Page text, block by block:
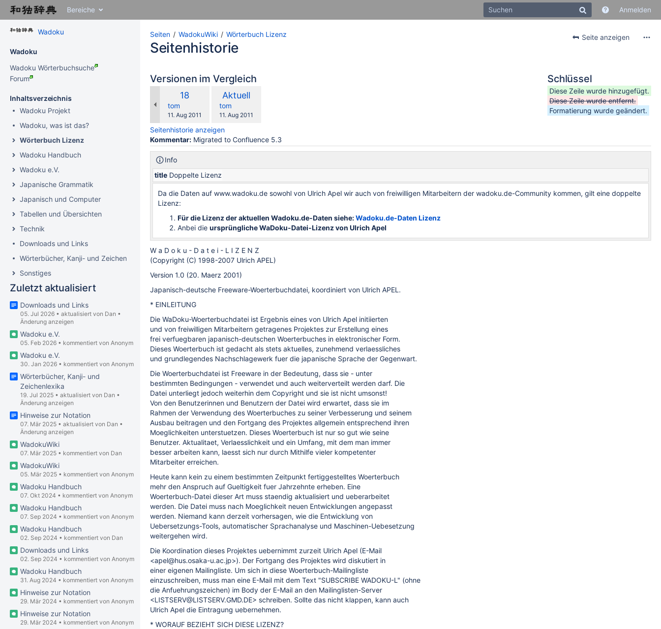
Inhalt
springen
Überschriftmenü
springen
Aktionsmenü
springen
springen
Bereiche Anmelden
Wadoku
Wadoku
Wadoku Wörterbuchsuche
Forum
Inhaltsverzeichnis
Wadoku Projekt
Wadoku, was ist das?
Wörterbuch Lizenz
Wadoku Handbuch
Wadoku e.V.
Japanische Grammatik
Japanisch und Computer
Tabellen und Übersichten
Technik
Downloads und Links
Wörterbücher, Kanji- und Zeichenlexika
Sonstiges
Zuletzt aktualisiert
Downloads und Links
05. Jul 2026 • aktualisiert von Dan •
Änderung anzeigen
Wadoku e.V.
05. Feb 2026 • kommentiert von Anonym
Wadoku e.V.
30. Jan 2026 • kommentiert von Anonym
Wörterbücher, Kanji- und
Zeichenlexika
19. Jul 2025 • aktualisiert von Dan •
Änderung anzeigen
Hinweise zur Notation
07. Mär 2025 • aktualisiert von Dan •
Änderung anzeigen
WadokuWiki
07. Mär 2025 • kommentiert von Dan
WadokuWiki
05. Mär 2025 • kommentiert von Anonym
Wadoku Handbuch
07. Okt 2024 • kommentiert von Anonym
Wadoku Handbuch
07. Sep 2024 • kommentiert von Anonym
Wadoku Handbuch
02. Sep 2024 • kommentiert von Dan
Downloads und Links
02. Sep 2024 • kommentiert von Anonym
Wadoku Handbuch
31. Aug 2024 • kommentiert von Anonym
Hinweise zur Notation
29. Mär 2024 • kommentiert von Anonym
Hinweise zur Notation
29. Mär 2024 • kommentiert von Anonym
Seite anzeigen
Seiten WadokuWiki Wörterbuch Lizenz
Seitenhistorie
Versionen im Vergleich
Alte
18
changes.mady.by.user
tom
Gespeichert
11. Aug 2011
verglichen
Neue
Version
Aktuell
changes.mady.by.user
tom
Gespeichert
11. Aug 2011
Seitenhistorie anzeigen
Schlüssel
Diese Zeile wurde hinzugefügt.
Diese Zeile wurde entfernt.
Formatierung wurde geändert.
Kommentar: Migrated to Confluence 5.3
Info
title Doppelte Lizenz
Da die Daten auf www.wadoku.de sowohl von Ulrich Apel wir auch von freiwilligen Mitarbeitern der wadoku.de-Community kommen, gilt eine doppelte
Lizenz:
Für die Lizenz der aktuellen Wadoku.de-Daten siehe:Wadoku.de-Daten Lizenz
Anbei die ursprüngliche WaDoku-Datei-Lizenz von Ulrich Apel
W a D o k u - D a t e i - L I Z E N Z
(Copyright (C) 1998-2007 Ulrich APEL)
Version 1.0 (20. Maerz 2001)
Japanisch-deutsche Freeware-Woerterbuchdatei, koordiniert von Ulrich APEL.
* EINLEITUNG
Die WaDoku-Woerterbuchdatei ist Ergebnis eines von Ulrich Apel initiierten
und von freiwilligen Mitarbeitern getragenes Projektes zur Erstellung eines
frei verfuegbaren japanisch-deutschen Woerterbuches in elektronischer Form.
Dieses Woerterbuch ist gedacht als stets aktuelles, zunehmend verlaessliches
und grundlegendes Nachschlagewerk fuer die japanische Sprache der Gegenwart.
Die Woerterbuchdatei ist Freeware in der Bedeutung, dass sie - unter
bestimmten Bedingungen - verwendet und auch weiterverteilt werden darf. Die
Datei unterliegt jedoch weiterhin dem Copyright und sie ist nicht umsonst!
Von den Benutzerinnen und Benutzern der Datei wird erwartet, dass sie im
Rahmen der Verwendung des Woerterbuches zu seiner Verbesserung und seinem
Ausbau beitragen und den Fortgang des Projektes allgemein entsprechend ihren
Moeglichkeiten unterstuetzen. Dieses Woerterbuch ist nur so gut wie seine
Benutzer. Aktualitaet, Verlaesslichkeit und ein Umfang, mit dem man immer
besser arbeiten kann, laesst sich nur durch Mithilfe vieler kompetenter
Mitarbeiter erreichen.
Heute kann kein zu einem bestimmten Zeitpunkt fertiggestelltes Woerterbuch
mehr den Anspruch auf Gueltigkeit fuer Jahrzehnte erheben. Eine
Woerterbuch-Datei dieser Art muss staendig aktualisiert und ueberarbeitet
werden. Die Datei muss nach Moeglichkeit neuen Entwicklungen angepasst
werden. Niemand kann derzeit vorhersagen, wie die Entwicklung von
Uebersetzungs-Tools, automatischer Sprachanalyse und Maschinen-Uebesetzung
weitergehen wird.
Die Koordination dieses Projektes uebernimmt zurzeit Ulrich Apel (E-Mail
<apel@hus.osaka-u.ac.jp>). Der Fortgang des Projektes wird diskutiert in
einer eigenen Mailingliste. Um sich in diese Woerterbuch-Mailingliste
einzuschreiben, muss man eine E-Mail mit dem Text "SUBSCRIBE WADOKU-L" (ohne
die Anfuehrungszeichen) im Body der E-Mail an den Mailinglisten-Server
<LISTSERV@LISTSERV.GMD.DE> schreiben. Sollte das nicht klappen, kann auch
Ulrich Apel die Eintragung uebernehmen.
* WORAUF BEZIEHT SICH DIESE LIZENZ?